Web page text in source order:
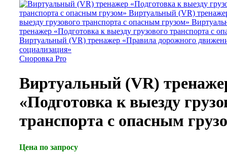
Виртуальный (VR) тренажер «Правила дорожного
социализация»
Сноровка Pro
Виртуальный (VR)
«Подготовка к выезду
транспорта с опасным
Цена по запросу